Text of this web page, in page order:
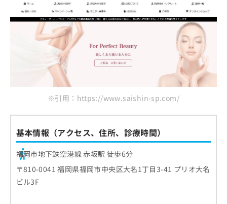
※引用：https://www.saishin-sp.com/
基本情報（アクセス、住所、診療時間）
福岡市地下鉄空港線 赤坂駅 徒歩6分
〒810-0041 福岡県福岡市中央区大名1丁目3-41 プリオ大名
ビル3F